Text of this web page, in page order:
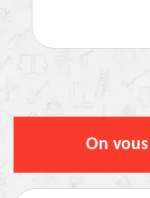
On